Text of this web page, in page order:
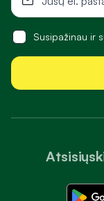
Susipažinau ir